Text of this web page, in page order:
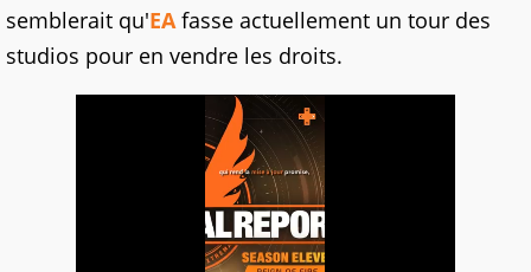
semblerait qu'EA fasse actuellement un tour des
studios pour en vendre les droits.